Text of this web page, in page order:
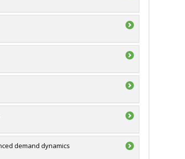
demand dynamics